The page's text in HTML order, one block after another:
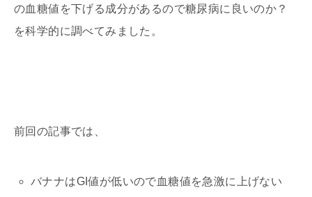
の血糖値を下げる成分があるので糖尿病に良いのか？
を科学的に調べてみました。
前回の記事では、
バナナはGI値が低いので血糖値を急激に上げない